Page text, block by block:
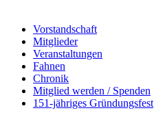
Vorstandschaft
Mitglieder
Veranstaltungen
Fahnen
Chronik
Mitglied werden / Spenden
151-jähriges Gründungsfest